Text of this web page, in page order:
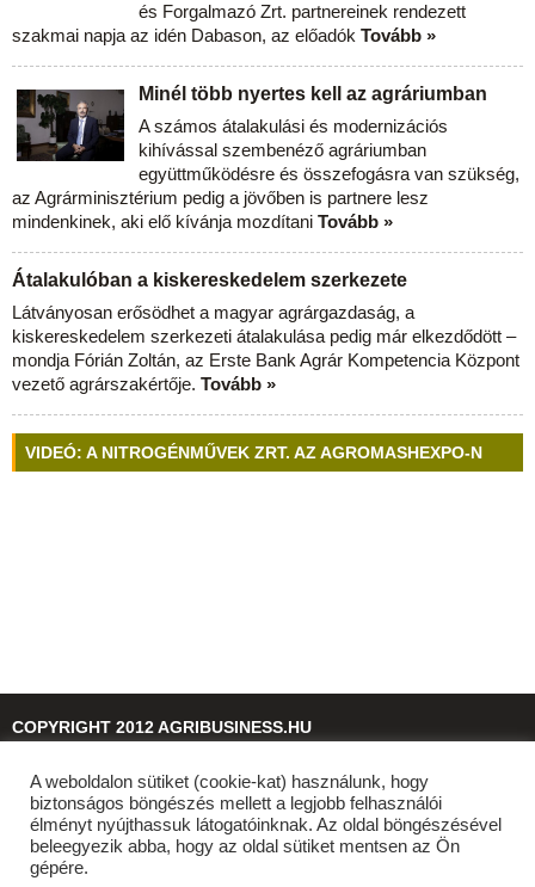
és Forgalmazó Zrt. partnereinek rendezett
szakmai napja az idén Dabason, az előadók Tovább »
Minél több nyertes kell az agráriumban
A számos átalakulási és modernizációs
kihívással szembenéző agráriumban
együttműködésre és összefogásra van szükség,
az Agrárminisztérium pedig a jövőben is partnere lesz
mindenkinek, aki elő kívánja mozdítani Tovább »
Átalakulóban a kiskereskedelem szerkezete
Látványosan erősödhet a magyar agrárgazdaság, a
kiskereskedelem szerkezeti átalakulása pedig már elkezdődött –
mondja Fórián Zoltán, az Erste Bank Agrár Kompetencia Központ
vezető agrárszakértője. Tovább »
VIDEÓ: A NITROGÉNMŰVEK ZRT. AZ AGROMASHEXPO-N
COPYRIGHT 2012 AGRIBUSINESS.HU
© 2026agribusiness.hu
A weboldalon sütiket (cookie-kat) használunk, hogy
biztonságos böngészés mellett a legjobb felhasználói
élményt nyújthassuk látogatóinknak. Az oldal böngészésével
beleegyezik abba, hogy az oldal sütiket mentsen az Ön
gépére.